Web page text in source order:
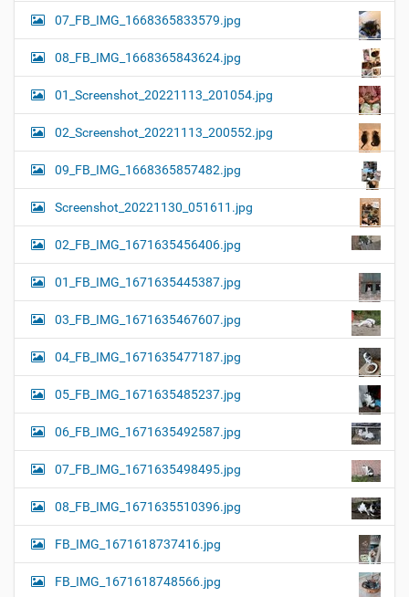
07_FB_IMG_1668365833579.jpg
08_FB_IMG_1668365843624.jpg
01_Screenshot_20221113_201054.jpg
02_Screenshot_20221113_200552.jpg
09_FB_IMG_1668365857482.jpg
Screenshot_20221130_051611.jpg
02_FB_IMG_1671635456406.jpg
01_FB_IMG_1671635445387.jpg
03_FB_IMG_1671635467607.jpg
04_FB_IMG_1671635477187.jpg
05_FB_IMG_1671635485237.jpg
06_FB_IMG_1671635492587.jpg
07_FB_IMG_1671635498495.jpg
08_FB_IMG_1671635510396.jpg
FB_IMG_1671618737416.jpg
FB_IMG_1671618748566.jpg